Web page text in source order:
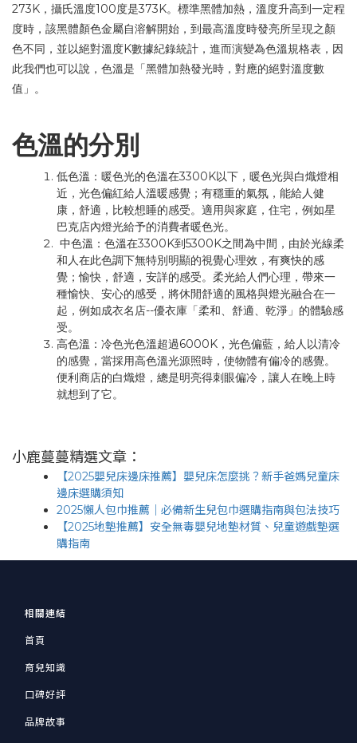
273K ，攝氏溫度100 度是373K。標準黑體加熱，溫度升高到一定程
度時，該黑體顏色金屬自溶解開始，到最高溫度時發亮所呈現之顏
色不同，並以絕對溫度K數據紀錄統計，進而演變為色溫規格表，因
此我們也可以說，色溫是「黑體加熱發光時，對應的絕對溫度數
值」。
色溫的分別
低色溫：暖色光的色溫在3300K以下，暖色光與白熾燈相
近，光色偏紅給人溫暖感覺；有穩重的氣氛，能給人健
康，舒適，比較想睡的感受。適用與家庭，住宅，例如星
巴克店內燈光給予的消費者暖色光。
中色溫：色溫在3300K到 5300K之間為中間，由於光線柔
和人在此色調下無特別明顯的視覺心理效，有爽快的感
覺；愉快，舒適，安詳的感受。柔光給人們心理，帶來一
種愉快、安心的感受，將休閒舒適的風格與燈光融合在一
起，例如成衣名店--優衣庫「柔和、舒適、乾淨」的體驗感
受。
高色溫：冷色光色溫超過6000K ，光色偏藍，給人以清冷
的感覺，當採用高色溫光源照時，使物體有偏冷的感覺。
便利商店的白熾燈，總是明亮得刺眼偏冷，讓人在晚上時
就想到了它。
小鹿蔓蔓精選文章：
【2025嬰兒床邊床推薦】嬰兒床怎麼挑？新手爸媽兒童床
邊床選購須知
2025懶人包巾推薦｜必備新生兒包巾選購指南與包法技巧
【2025地墊推薦】安全無毒嬰兒地墊材質、兒童遊戲墊選
購指南
相關連結
首頁
育兒知識
口碑好評
品牌故事